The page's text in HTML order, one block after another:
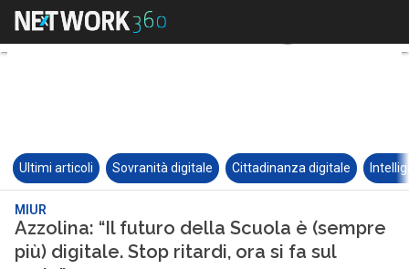
Ultimi articoli Sovranità digitale Cittadinanza digitale
MIUR
Azzolina: “Il futuro della Scuola è (sempre
più) digitale. Stop ritardi, ora si fa sul